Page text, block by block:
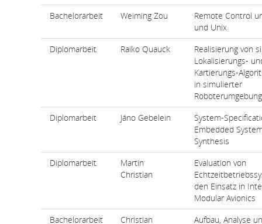
Bachelorarbeit
Weiming Zou
Remote Control
und Unix
Diplomarbeit
Raiko Quauck
Realisierung von
Lokalisierungs-
Kartierungs-
in simulierter
Roboterumgebung
Diplomarbeit
Jáno Gebelein
System-
Embedded
Synthesis
Diplomarbeit
Martin
Christian
Evaluation von
den Einsatz in
Modular Avionics
Bachelorarbeit
Christian Aufbau, Analyse